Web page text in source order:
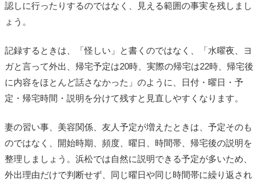
認しに行ったりするのではなく、見える範囲の事実を残しまし
ょう。
記録するときは、「怪しい」と書くのではなく、「水曜夜、ヨ
ガと言って外出、帰宅予定は20時、実際の帰宅は22時、帰宅後
に内容をほとんど話さなかった」のように、日付・曜日・予
定・帰宅時間・説明を分けて残すと見直しやすくなります。
妻の習い事、美容関係、友人予定が増えたときは、予定そのも
のではなく、開始時期、頻度、曜日、時間帯、帰宅後の説明を
整理しましょう。浜松では自然に説明できる予定が多いため、
外出理由だけで判断せず、同じ曜日や同じ時間帯に繰り返され